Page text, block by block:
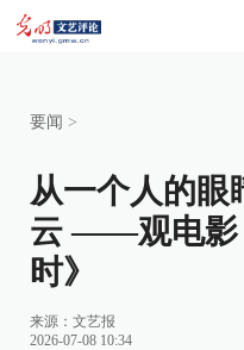
要闻 >
从一个人的眼
云 ——观电影
时》
来源： 文艺报
2026-07-08 10:34